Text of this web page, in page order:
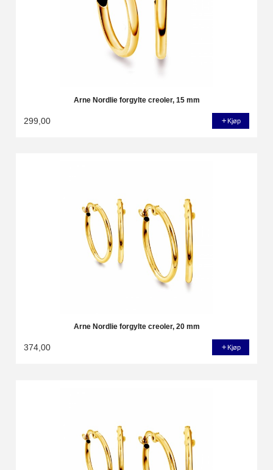
Arne Nordlie forgylte creoler, 15 mm
299,00 Kjøp
Arne Nordlie forgylte creoler, 20 mm
374,00 Kjøp